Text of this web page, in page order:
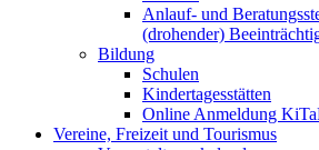
Anlauf- und
(drohender)
Bildung
Schulen
Kindertagesstätten
Online Anmeldung
Vereine, Freizeit und Tourismus